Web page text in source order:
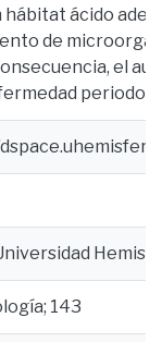
hábitat ácido
de
el
143